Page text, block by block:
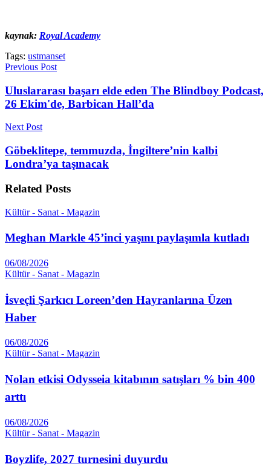
kaynak: Royal Academy
Tags: ustmanset
Previous Post
Uluslararası başarı elde eden The Blindboy Podcast,
26 Ekim'de, Barbican Hall’da
Next Post
Göbeklitepe, temmuzda, İngiltere’nin kalbi
Londra’ya taşınacak
Related Posts
Kültür - Sanat - Magazin
Meghan Markle 45’inci yaşını paylaşımla kutladı
06/08/2026
Kültür - Sanat - Magazin
İsveçli Şarkıcı Loreen’den Hayranlarına Üzen
Haber
06/08/2026
Kültür - Sanat - Magazin
Nolan etkisi Odysseia kitabının satışları % bin 400
arttı
06/08/2026
Kültür - Sanat - Magazin
Boyzlife, 2027 turnesini duyurdu